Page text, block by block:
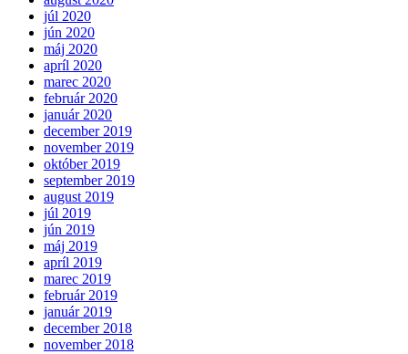
júl 2020
jún 2020
máj 2020
apríl 2020
marec 2020
február 2020
január 2020
december 2019
november 2019
október 2019
september 2019
august 2019
júl 2019
jún 2019
máj 2019
apríl 2019
marec 2019
február 2019
január 2019
december 2018
november 2018